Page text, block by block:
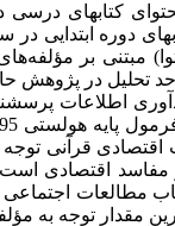
کتابهای درسی
مبتنی بر
تحلیل در
اطلاعات
اقتصادی قرآنی
مفاسد اقتصادی
مطالعات
مقدار توجه به